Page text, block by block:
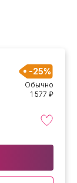
-25%
Обычно
1 577 ₽